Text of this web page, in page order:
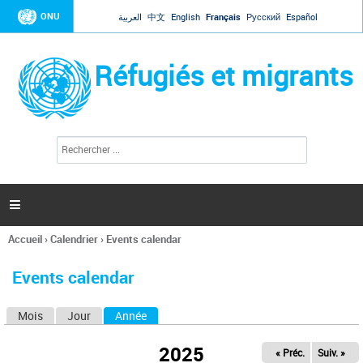
Jump to navigation
ONU العربية 中文 English Français Русский Español
Réfugiés et migrants
l
c
h
e

Vous
ici
Accueil›Calendrier› Events calendar
Events calendar
Mois Jour Année
2025 « Préc. Suiv. »